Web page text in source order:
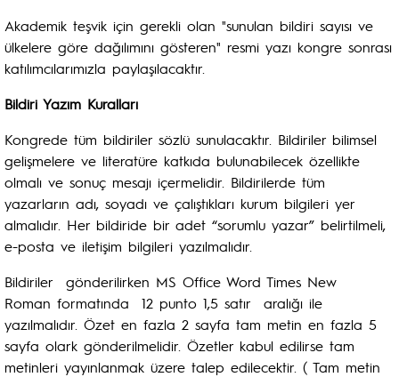
Akademik teşvik için gerekli olan "sunulan bildiri sayısı ve
ülkelere göre dağılımını gösteren" resmi yazı kongre sonrası
katılımcılarımızla paylaşılacaktır.
Bildiri Yazım Kuralları
Kongrede tüm bildiriler sözlü sunulacaktır. Bildiriler bilimsel
gelişmelere ve literatüre katkıda bulunabilecek özellikte
olmalı ve sonuç mesajı içermelidir. Bildirilerde tüm
yazarların adı, soyadı ve çalıştıkları kurum bilgileri yer
almalıdır. Her bildiride bir adet “sorumlu yazar” belirtilmeli,
e-posta ve iletişim bilgileri yazılmalıdır.
Bildiriler gönderilirken MS Office Word Times New
Roman formatında 12 punto 1,5 satır aralığı ile
yazılmalıdır. Özet en fazla 2 sayfa tam metin en fazla 5
sayfa olark gönderilmelidir. Özetler kabul edilirse tam
metinleri yayınlanmak üzere talep edilecektir. ( Tam metin